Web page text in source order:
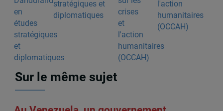
stratégiques et
diplomatiques
l'action
humanitaires
(OCCAH)
Sur le même sujet